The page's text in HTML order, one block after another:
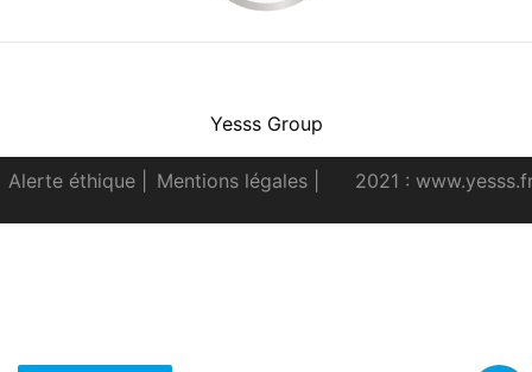
Yesss Group
Alerte éthique Mentions légales 2021 :